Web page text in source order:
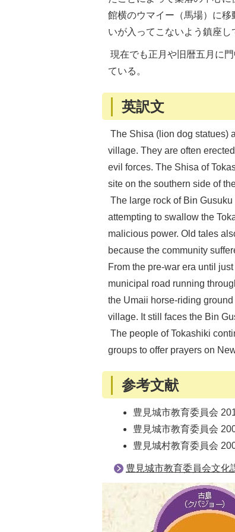
館横のウマイー（馬場）に
いが入ってこないよう鎮座し
現在でも正月や旧暦五月に
ている。
英訳文
The Shisa (lion dog statues)
village. They are often
evil forces. The Shisa of
site on the southern side of
The large rock of Bin
attempting to swallow the
malicious power. Old tales
because the community
From the pre-war era until
municipal road running
the Umaii horse-riding
village. It still faces the Bin
The people of Tokashiki
groups to offer prayers on
参考文献
豊見城市教育委員会
豊見城市教育委員会
豊見城村教育委員会
豊見城市教育委員会文化